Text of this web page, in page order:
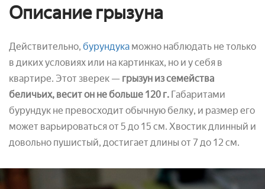
Описание грызуна
Действительно, бурундука можно наблюдать не только
в диких условиях или на картинках, но и у себя в
квартире. Этот зверек — грызун из семейства
беличьих, весит он не больше 120 г. Габаритами
бурундук не превосходит обычную белку, и размер его
может варьироваться от 5 до 15 см. Хвостик длинный и
довольно пушистый, достигает длины от 7 до 12 см.